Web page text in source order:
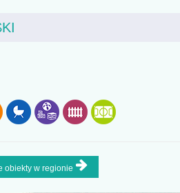
obiekty w regionie